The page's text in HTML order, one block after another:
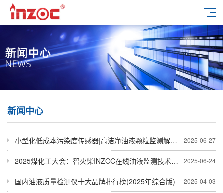
新闻中心
2025-06-27
小型化低成本污染度传感器|高洁净油液颗粒监测解决方案
2025-06-24
2025煤化工大会：智火柴INZOC在线油液监测技术斩获全场焦点
2025-04-03
国内油液质量检测仪十大品牌排行榜(2025年综合版)